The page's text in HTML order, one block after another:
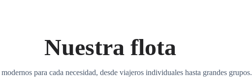
Nuestra flota
para cada necesidad, desde viajeros individuales hasta grandes grupos.